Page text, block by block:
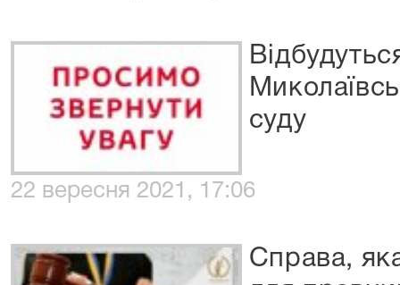
суду
22 вересня 2021, 17:06
Справа,